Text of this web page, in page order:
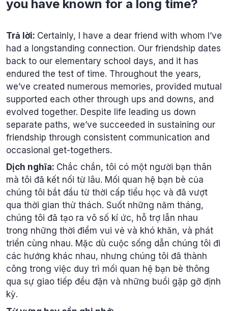
you have known for a long time?
Trả lời: Certainly, I have a dear friend with whom I’ve
had a longstanding connection. Our friendship dates
back to our elementary school days, and it has
endured the test of time. Throughout the years,
we’ve created numerous memories, provided mutual
supported each other through ups and downs, and
evolved together. Despite life leading us down
separate paths, we’ve succeeded in sustaining our
friendship through consistent communication and
occasional get-togethers.
Dịch nghĩa: Chắc chắn, tôi có một người bạn thân
mà tôi đã kết nối từ lâu. Mối quan hệ bạn bè của
chúng tôi bắt đầu từ thời cấp tiểu học và đã vượt
qua thời gian thử thách. Suốt những năm tháng,
chúng tôi đã tạo ra vô số kí ức, hỗ trợ lẫn nhau
trong những thời điểm vui vẻ và khó khăn, và phát
triển cùng nhau. Mặc dù cuộc sống dẫn chúng tôi đi
các hướng khác nhau, nhưng chúng tôi đã thành
công trong việc duy trì mối quan hệ bạn bè thông
qua sự giao tiếp đều đặn và những buổi gặp gỡ định
kỳ.